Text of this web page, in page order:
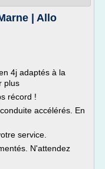
| Allo
4j adaptés à la
plus
récord !
accélérés. En
service.
N'attendez